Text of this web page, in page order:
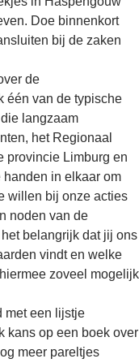
Doe binnenkort
bij de zaken
de
één van de typische
langzaam
het Regionaal
provincie Limburg en
in elkaar om
willen bij onze acties
noden van de
belangrijk dat jij ons
vindt en welke
zoveel mogelijk
met een lijstje
kans op een boek over
meer pareltjes